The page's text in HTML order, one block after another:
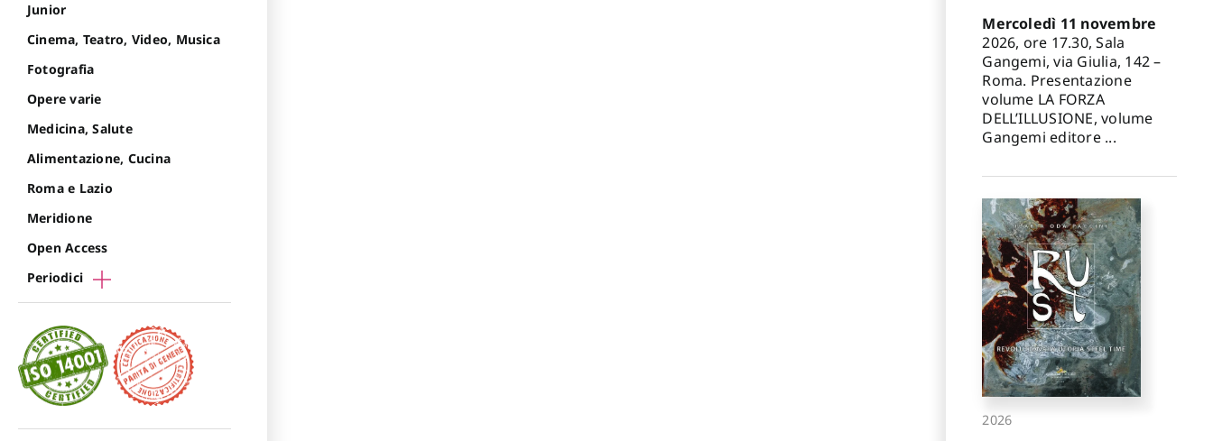
Junior
Cinema, Teatro, Video, Musica
Fotografia
Opere varie
Medicina, Salute
Alimentazione, Cucina
Roma e Lazio
Meridione
Open Access
Periodici
Mercoledì 11 novembre
2026, ore 17.30, Sala
Gangemi, via Giulia, 142 –
Roma. Presentazione
volume LA FORZA
DELL’ILLUSIONE, volume
Gangemi editore ...
2026